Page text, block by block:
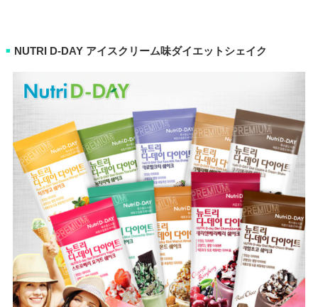
■ NUTRI D-DAY アイスクリーム味ダイエットシェイク